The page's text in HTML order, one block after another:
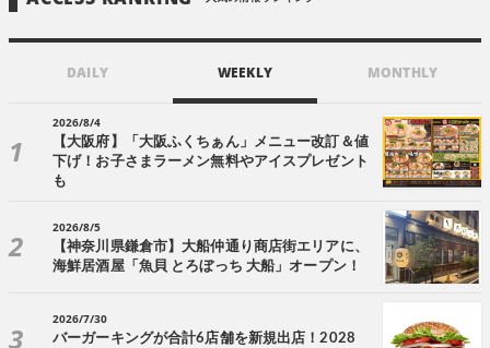
DAILY WEEKLY MONTHLY
2026/8/4
【大阪府】「大阪ふくちぁん」メニュー改訂＆値
下げ！お子さまラーメン無料やアイスプレゼント
も
2026/8/5
【神奈川県鎌倉市】大船仲通り商店街エリアに、
海鮮居酒屋「魚貝 とろぼっち 大船」オープン！
2026/7/30
バーガーキングが合計6店舗を新規出店！2028